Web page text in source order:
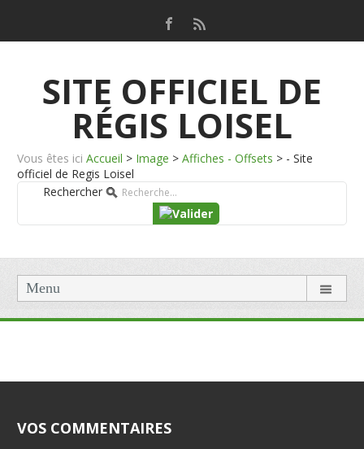
SITE OFFICIEL DE
RÉGIS LOISEL
Vous êtes ici Accueil > Image > Affiches - Offsets > - Site
officiel de Regis Loisel
Rechercher
Menu
VOS COMMENTAIRES